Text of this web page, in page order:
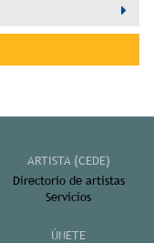
ARTISTA (CEDE)
Directorio de artistas
Servicios
ÚNETE